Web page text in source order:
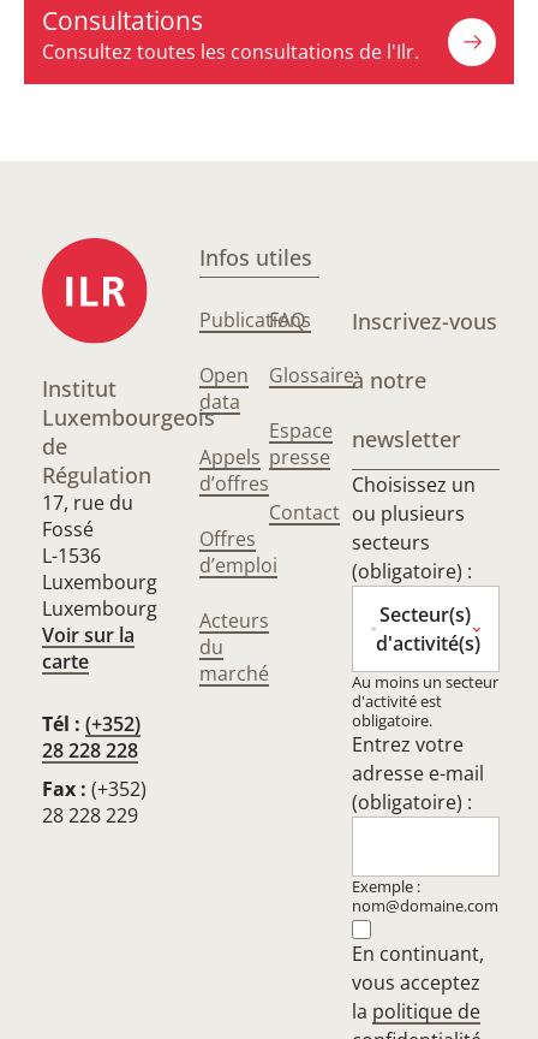
Consultations
Consultez toutes les consultations de l'Ilr.
Institut
Luxembourgeois
de
Régulation
17, rue du
Fossé
L-1536
Luxembourg
Luxembourg
Voir sur la
carte
Tél : (+352)
28 228 228
Fax : (+352)
28 228 229
Infos utiles
Publications
Open
data
Appels
d’offres
Offres
d’emploi
Acteurs
du
marché
FAQ
Glossaire
Espace
presse
Contact
Inscrivez-vous
à notre
newsletter
Choisissez un
ou plusieurs
secteurs
(obligatoire) :
Secteur(s)
d'activité(s)
Au moins un secteur
d'activité est
obligatoire.
Entrez votre
adresse e-mail
(obligatoire) :
Exemple :
nom@domaine.com
En continuant,
vous acceptez
la politique de